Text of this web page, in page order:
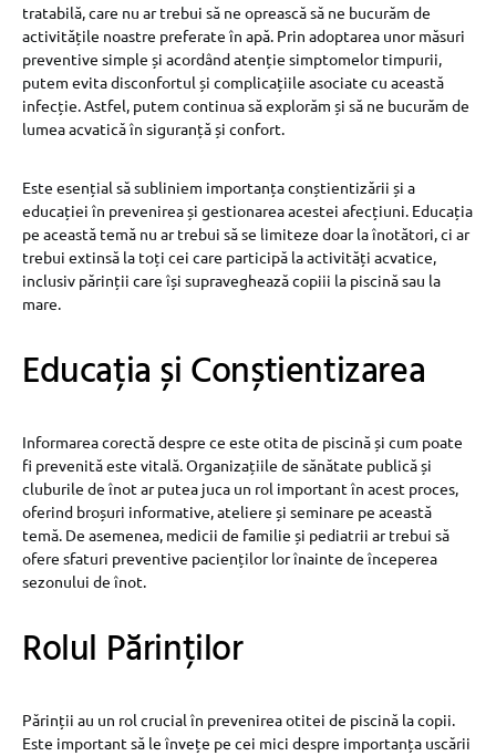
tratabilă, care nu ar trebui să ne oprească să ne bucurăm de
activitățile noastre preferate în apă. Prin adoptarea unor măsuri
preventive simple și acordând atenție simptomelor timpurii,
putem evita disconfortul și complicațiile asociate cu această
infecție. Astfel, putem continua să explorăm și să ne bucurăm de
lumea acvatică în siguranță și confort.
Este esențial să subliniem importanța conștientizării și a
educației în prevenirea și gestionarea acestei afecțiuni. Educația
pe această temă nu ar trebui să se limiteze doar la înotători, ci ar
trebui extinsă la toți cei care participă la activități acvatice,
inclusiv părinții care își supraveghează copiii la piscină sau la
mare.
Educația și Conștientizarea
Informarea corectă despre ce este otita de piscină și cum poate
fi prevenită este vitală. Organizațiile de sănătate publică și
cluburile de înot ar putea juca un rol important în acest proces,
oferind broșuri informative, ateliere și seminare pe această
temă. De asemenea, medicii de familie și pediatrii ar trebui să
ofere sfaturi preventive pacienților lor înainte de începerea
sezonului de înot.
Rolul Părinților
Părinții au un rol crucial în prevenirea otitei de piscină la copii.
Este important să le învețe pe cei mici despre importanța uscării